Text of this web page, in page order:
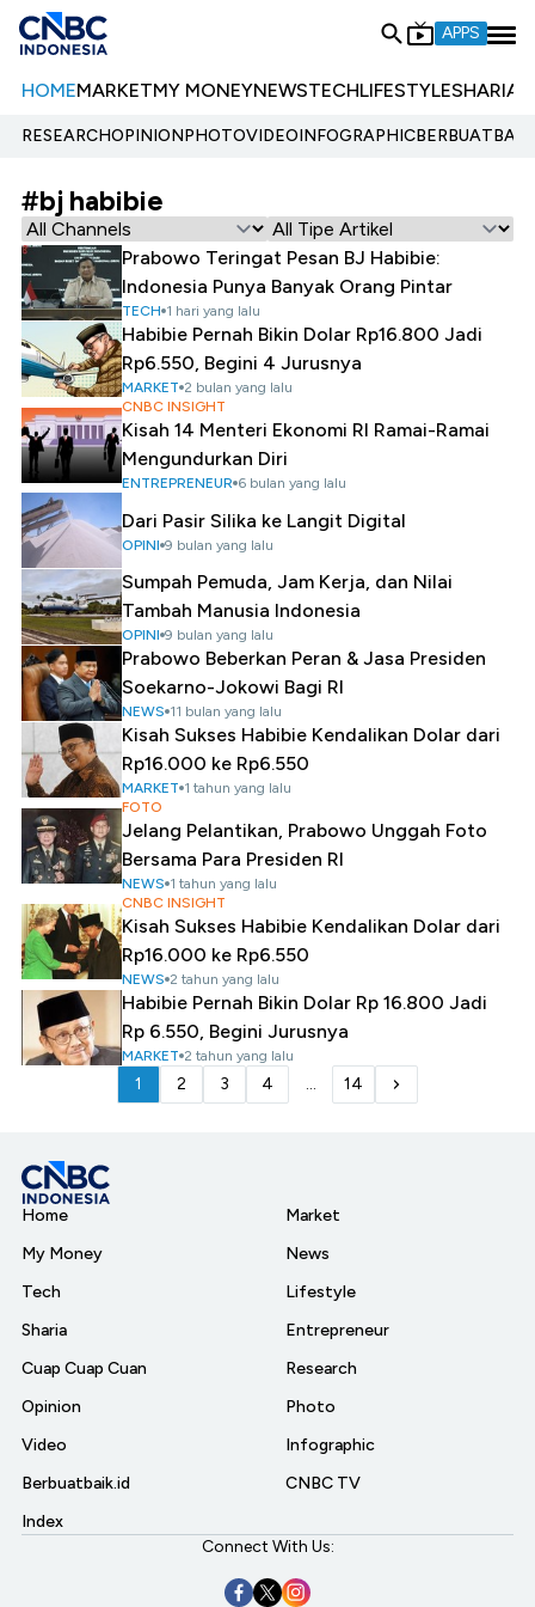
APPS
HOMEMARKETMY MONEYNEWSTECHLIFESTYLESHARIA
RESEARCHOPINIONPHOTOVIDEOINFOGRAPHIC
#bj habibie
Prabowo Teringat Pesan BJ Habibie:
Indonesia Punya Banyak Orang Pintar
TECH 1 hari yang lalu
Habibie Pernah Bikin Dolar Rp16.800 Jadi
Rp6.550, Begini 4 Jurusnya
MARKET 2 bulan yang lalu
CNBC INSIGHT
Kisah 14 Menteri Ekonomi RI Ramai-Ramai
Mengundurkan Diri
ENTREPRENEUR 6 bulan yang lalu
Dari Pasir Silika ke Langit Digital
OPINI 9 bulan yang lalu
Sumpah Pemuda, Jam Kerja, dan Nilai
Tambah Manusia Indonesia
OPINI 9 bulan yang lalu
Prabowo Beberkan Peran & Jasa Presiden
Soekarno-Jokowi Bagi RI
NEWS 11 bulan yang lalu
Kisah Sukses Habibie Kendalikan Dolar dari
Rp16.000 ke Rp6.550
MARKET 1 tahun yang lalu
FOTO
Jelang Pelantikan, Prabowo Unggah Foto
Bersama Para Presiden RI
NEWS 1 tahun yang lalu
CNBC INSIGHT
Kisah Sukses Habibie Kendalikan Dolar dari
Rp16.000 ke Rp6.550
NEWS 2 tahun yang lalu
Habibie Pernah Bikin Dolar Rp 16.800 Jadi
Rp 6.550, Begini Jurusnya
MARKET 2 tahun yang lalu
1 2 3 4 ... 14
Home
My Money
Tech
Sharia
Cuap Cuap Cuan
Opinion
Video
Berbuatbaik.id
Index
Market
News
Lifestyle
Entrepreneur
Research
Photo
Infographic
CNBC TV
Connect With Us: